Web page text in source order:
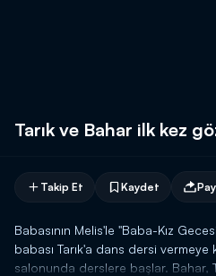
Tarık ve Bahar ilk kez
Takip Et Kaydet
Babasının Melis'le "Baba-Kız
babası Tarık'a dans dersi
salonunda derslere başlar. Bahar,